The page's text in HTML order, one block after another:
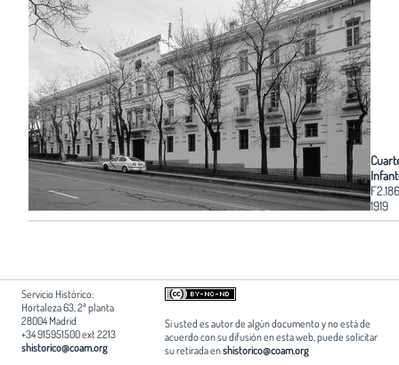
F2.186
1919
Servicio Histórico:
Hortaleza 63, 2ª planta
28004 Madrid
+34 915951500 ext 2213
shistorico@coam.org
Si usted es autor de algún documento y no está de
acuerdo con su difusión en esta web, puede solicitar
su retirada enshistorico@coam.org